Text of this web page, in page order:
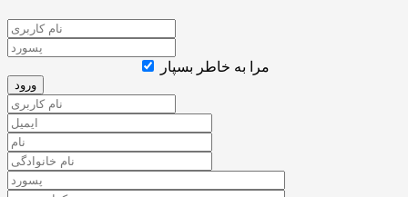
مرا به خاطر بسپار